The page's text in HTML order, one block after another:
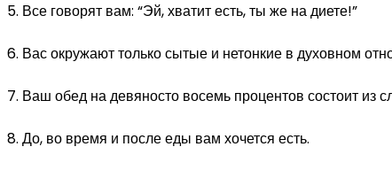
5. Все говорят вам: “Эй, хватит есть, ты же на диете!”
6. Вас окружают только сытые и нетонкие в духовном
7. Ваш обед на девяносто восемь процентов состоит из
8. До, во время и после еды вам хочется есть.